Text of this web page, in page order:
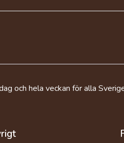
och hela veckan för alla